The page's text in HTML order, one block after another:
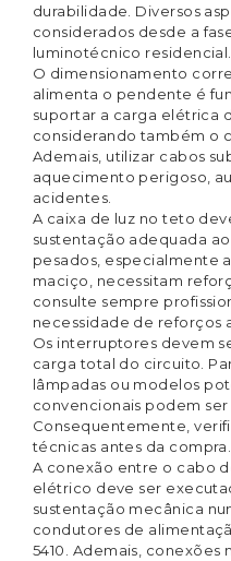
durabilidade. Diversos
considerados desde a
luminotécnico residencial.
O dimensionamento
alimenta o pendente é
suportar a carga elétrica
considerando também o
Ademais, utilizar cabos
aquecimento perigoso,
acidentes.
A caixa de luz no teto
sustentação adequada
pesados, especialmente
maciço, necessitam
consulte sempre
necessidade de reforços
Os interruptores devem
carga total do circuito.
lâmpadas ou modelos
convencionais podem ser
Consequentemente,
técnicas antes da compra.
A conexão entre o cabo
elétrico deve ser
sustentação mecânica
condutores de
5410. Ademais, conexões